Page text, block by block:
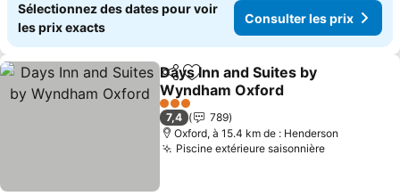
Sélectionnez des dates pour voir
les prix exacts
Consulter les prix
PartagerAjouter à mes favoris
Days Inn and Suites by
Wyndham Oxford
Consulter les prix
3 Étoiles
7,4
789
Oxford, à 15.4 km de : Henderson
Piscine extérieure saisonnièreConsulter